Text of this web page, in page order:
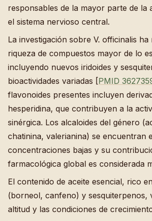
responsables de la mayor parte de la
el sistema nervioso central.
La investigación sobre V. officinalis
riqueza de compuestos mayor de lo
incluyendo nuevos iridoides y
bioactividades variadas [PMID
flavonoides presentes incluyen
hesperidina, que contribuyen a la
sinérgica. Los alcaloides del género
chatinina, valerianina) se encuentran
concentraciones bajas y su
farmacológica global es considerada
El contenido de aceite esencial, rico
(borneol, canfeno) y sesquiterpenos,
altitud y las condiciones de